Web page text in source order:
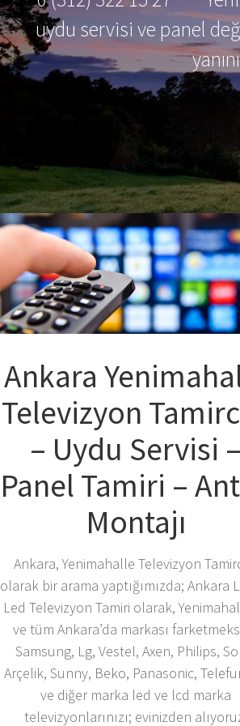
uydu servisi ve panel
Ankara
Televizyon
– Uydu Servisi –
Panel Tamiri –
Montajı
Ankara, Yenimahalle Televizyon
olarak bir arama yaptığımızda; Ankara
Led Televizyon Tamiri olarak,
ve tüm Ankara’da markası
Samsung, Lg, Vestel, Axen, Philips,
Arçelik, Sunny, Beko, Panasonic,
ve diğer marka led ve lcd marka
televizyonlarınızı; evinizden